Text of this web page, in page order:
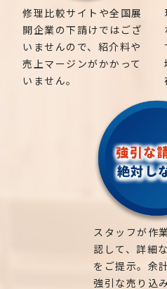
修理比較サイトや全国展
開企業の下請けではござ
いませんので、紹介料や
売上マージンがかかって
いません。
強引な
絶対し
スタッフが作
認して、詳細
をご提示。余
強引な売り込